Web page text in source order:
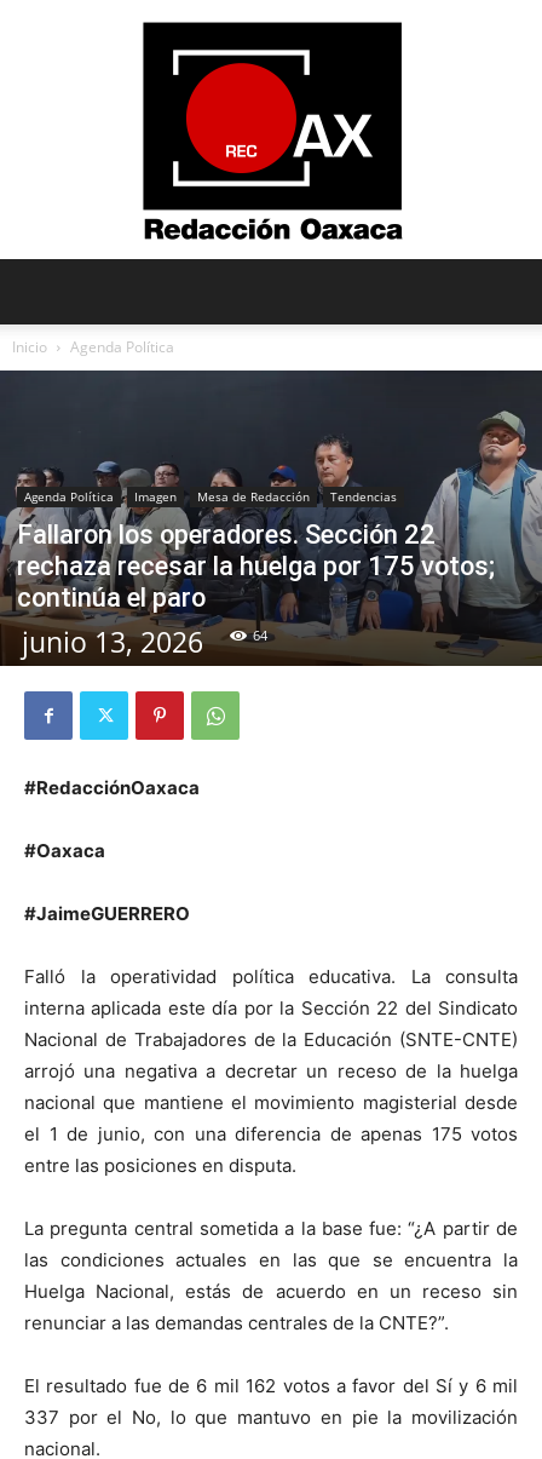
Inicio Agenda Política
Agenda Política Imagen Mesa de Redacción Tendencias
Fallaron los operadores. Sección 22
rechaza recesar la huelga por 175 votos;
continúa el paro
junio 13, 2026 64
#RedacciónOaxaca
#Oaxaca
#JaimeGUERRERO
Falló la operatividad política educativa. La consulta
interna aplicada este día por la Sección 22 del Sindicato
Nacional de Trabajadores de la Educación (SNTE-CNTE)
arrojó una negativa a decretar un receso de la huelga
nacional que mantiene el movimiento magisterial desde
el 1 de junio, con una diferencia de apenas 175 votos
entre las posiciones en disputa.
La pregunta central sometida a la base fue: “¿A partir de
las condiciones actuales en las que se encuentra la
Huelga Nacional, estás de acuerdo en un receso sin
renunciar a las demandas centrales de la CNTE?”.
El resultado fue de 6 mil 162 votos a favor del Sí y 6 mil
337 por el No, lo que mantuvo en pie la movilización
nacional.